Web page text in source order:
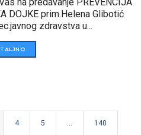
DOJKE prim.Helena Glibotić
zdravstva u...
4 5 … 140